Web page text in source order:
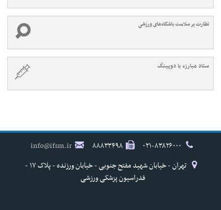
نظارت بر سلامت باشگاه‌های ورزشی
ستاد مبارزه با دوپینگ
۸۸۸۳۳۴۹۸
info@ifsm.ir
تهران - خیابان شهید مفتح جنوبی - خیابان ورزنده - پلاک ۱۷ -
فدراسیون پزشکی ورزشی